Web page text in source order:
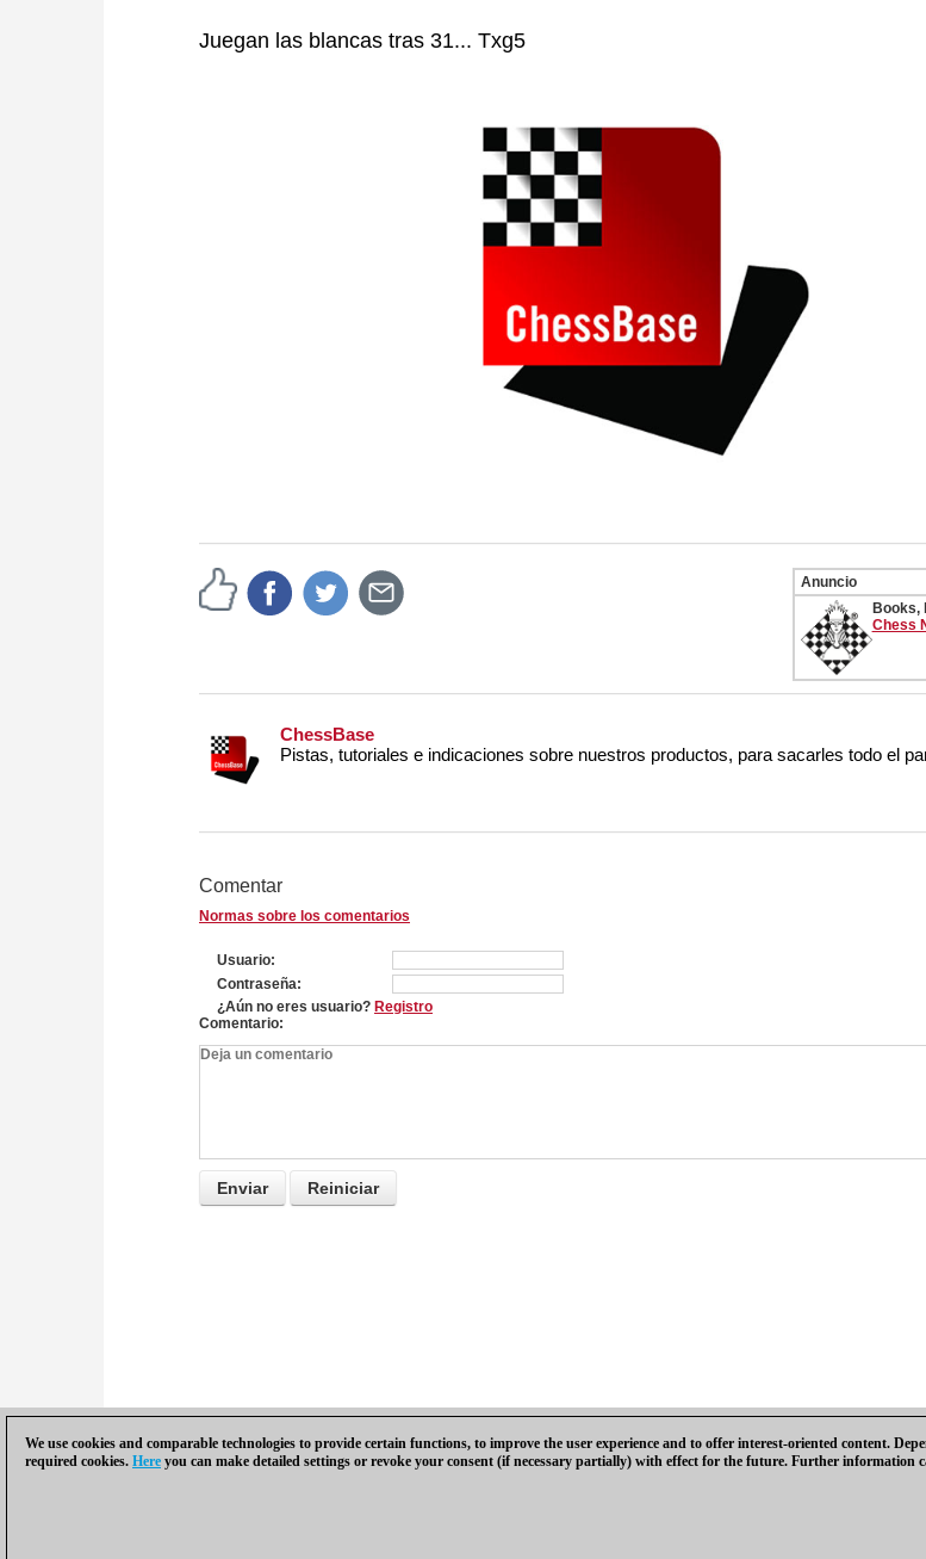
Juegan las blancas tras 31... Txg5
Anuncio
Books,
Chess
ChessBase
Pistas, tutoriales e indicaciones sobre nuestros productos, para sacarles todo el
Comentar
Normas sobre los comentarios
Usuario
Contraseña
¿Aún no eres usuario? Registro
Comentario
We use cookies and comparable technologies to provide certain functions, to improve the user experience and to offer interest-oriented content.
required cookies. Here you can make detailed settings or revoke your consent (if necessary partially) with effect for the future. Further information